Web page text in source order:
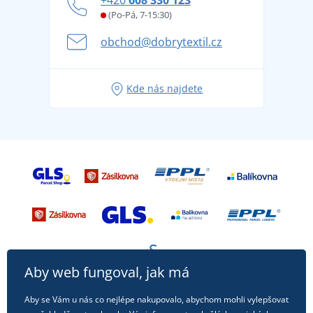
Věrnostní program BONTIS +
Letní dobrodružství začíná balením aneb připravte
se na dovolenou bez starostí
Tipy na svěží outfity pro pohodové léto
(Po-Pá, 7-15:30)
obchod@dobrytextil.cz
Kde nás najdete
Aby web fungoval, jak má
Aby se Vám u nás co nejlépe nakupovalo, abychom mohli vylepšovat